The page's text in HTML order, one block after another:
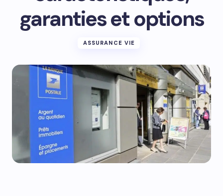
garanties et options
ASSURANCE VIE